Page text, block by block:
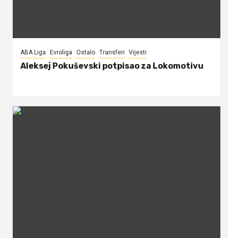
ABA Liga Evroliga Ostalo Transferi Vijesti
Aleksej Pokuševski potpisao za Lokomotivu